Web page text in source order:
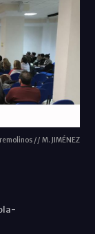
// M. JIMÉNEZ